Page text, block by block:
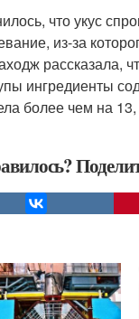
что укус
из-за
рассказала,
ингредиенты
более чем на 13,